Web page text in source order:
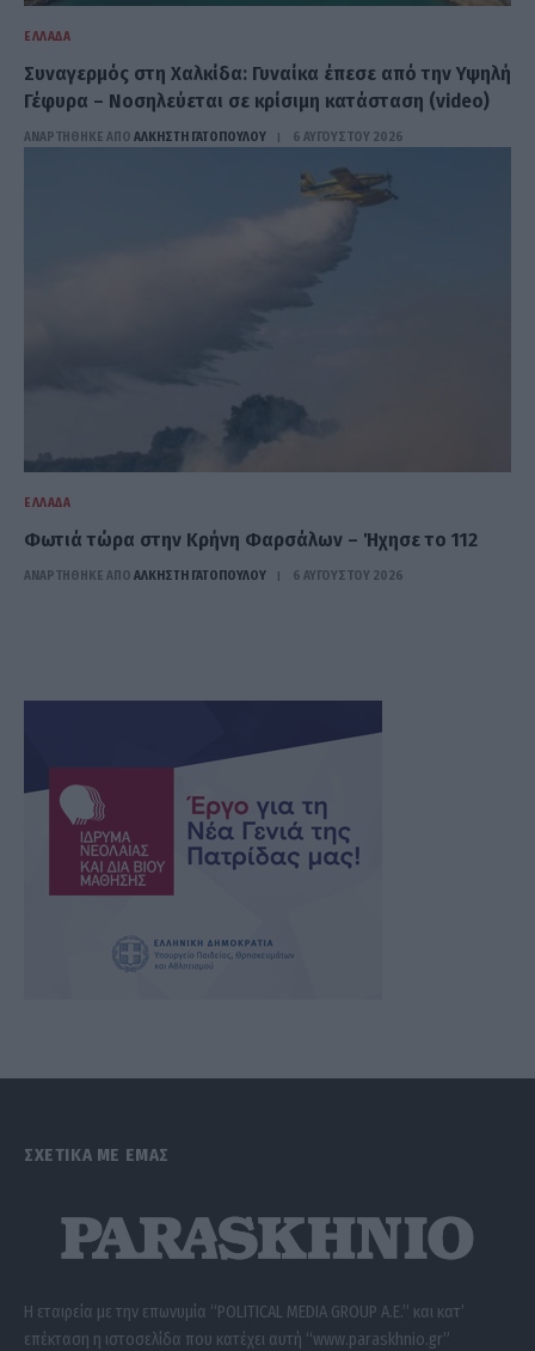
ΕΛΛΆΔΑ
Συναγερμός στη Χαλκίδα: Γυναίκα έπεσε από την Υψηλή
Γέφυρα – Νοσηλεύεται σε κρίσιμη κατάσταση (video)
ΑΝΑΡΤΗΘΗΚΕ ΑΠΟ ΆΛΚΗΣΤΗ ΓΑΤΟΠΟΎΛΟΥ 6 ΑΥΓΟΎΣΤΟΥ 2026
ΕΛΛΆΔΑ
Φωτιά τώρα στην Κρήνη Φαρσάλων – Ήχησε το 112
ΑΝΑΡΤΗΘΗΚΕ ΑΠΟ ΆΛΚΗΣΤΗ ΓΑΤΟΠΟΎΛΟΥ 6 ΑΥΓΟΎΣΤΟΥ 2026
ΣΧΕΤΙΚΑ ΜΕ ΕΜΑΣ
Η εταιρεία με την επωνυμία “POLITICAL MEDIA GROUP A.E.” και κατ’
επέκταση η ιστοσελίδα που κατέχει αυτή “www.paraskhnio.gr”